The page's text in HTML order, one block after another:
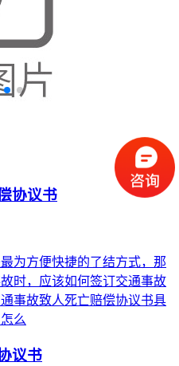
协议书
为方便快捷的了结方式，那
时，应该如何签订交通事故
事故致人死亡赔偿协议书具
么
议书